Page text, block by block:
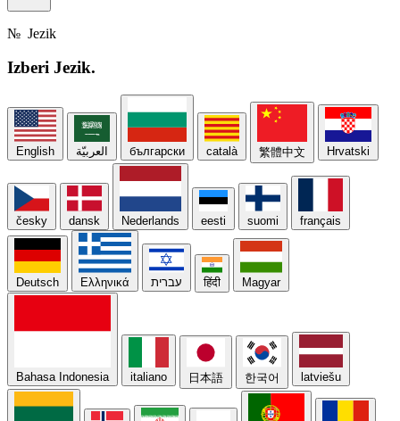
№ Jezik
Izberi Jezik.
English العربيّة български català 繁體中文 Hrvatski
česky dansk Nederlands eesti suomi français
Deutsch Ελληνικά עברית हिंदी Magyar
Bahasa Indonesia italiano 日本語 한국어 latviešu